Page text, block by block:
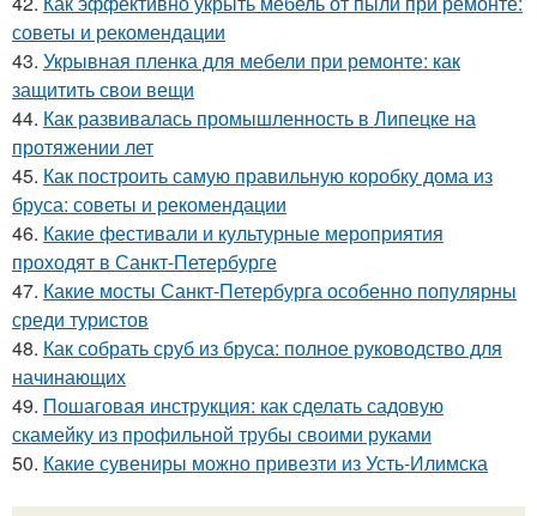
советы и рекомендации
43. Укрывная пленка для мебели при ремонте: как
защитить свои вещи
44. Как развивалась промышленность в Липецке на
протяжении лет
45. Как построить самую правильную коробку дома из
бруса: советы и рекомендации
46. Какие фестивали и культурные мероприятия
проходят в Санкт-Петербурге
47. Какие мосты Санкт-Петербурга особенно популярны
среди туристов
48. Как собрать сруб из бруса: полное руководство для
начинающих
49. Пошаговая инструкция: как сделать садовую
скамейку из профильной трубы своими руками
50. Какие сувениры можно привезти из Усть-Илимска